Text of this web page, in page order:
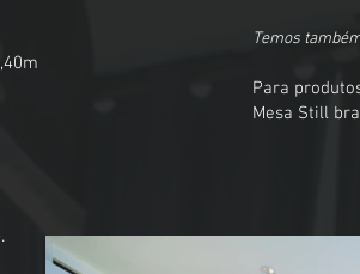
Temos
Para
Mesa Still